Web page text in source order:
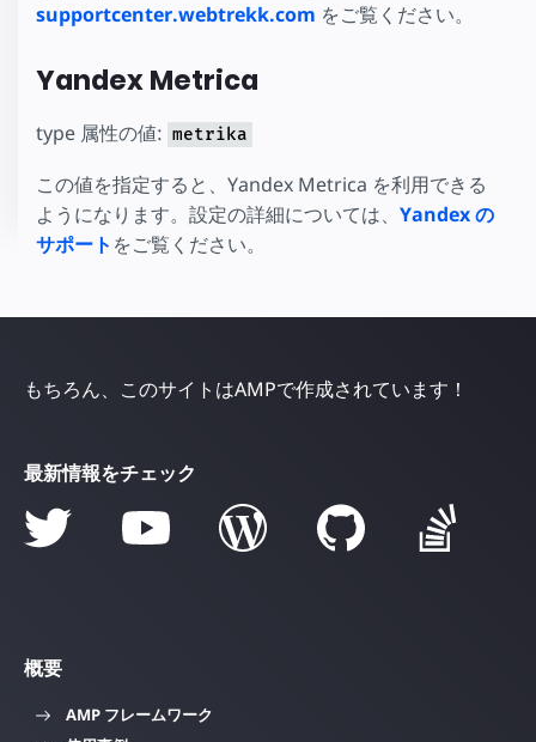
supportcenter.webtrekk.com をご覧ください。
Yandex Metrica
type 属性の値: metrika
この値を指定すると、Yandex Metrica を利用できる
ようになります。設定の詳細については、 Yandex の
サポート をご覧ください。
もちろん、このサイトはAMPで作成されています！
最新情報をチェック
概要
AMP フレームワーク